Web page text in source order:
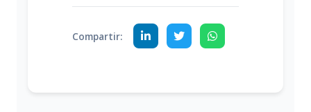
Compartir: